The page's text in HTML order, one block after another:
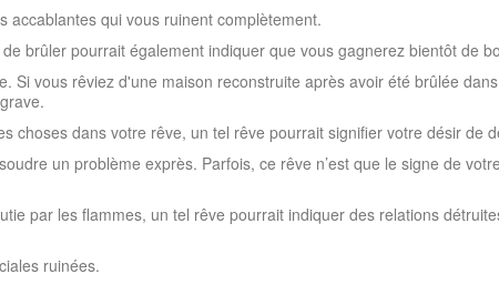
accablantes qui vous ruinent complètement.
brûler pourrait également indiquer que vous gagnerez bientôt de
Si vous rêviez d'une maison reconstruite après avoir été brûlée
choses dans votre rêve, un tel rêve pourrait signifier votre désir de
un problème exprès. Parfois, ce rêve n’est que le signe de
par les flammes, un tel rêve pourrait indiquer des relations
ruinées.